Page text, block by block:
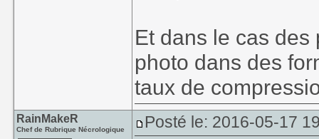
Et dans le cas
photo dans des
taux de
RainMakeR
Chef de Rubrique Nécrologique Posté le: 2016-05-17